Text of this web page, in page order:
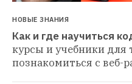
НОВЫЕ ЗНАНИЯ
Как и где научиться
курсы и учебники для
познакомиться с веб-